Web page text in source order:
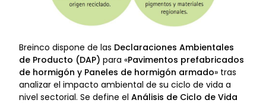
Breinco dispone de las Declaraciones Ambientales
de Producto (DAP) para «Pavimentos prefabricados
de hormigón y Paneles de hormigón armado» tras
analizar el impacto ambiental de su ciclo de vida a
nivel sectorial. Se define el Análisis de Ciclo de Vida